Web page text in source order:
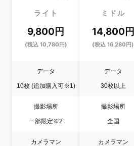
ライト
9,800円
(税込 10,780円)
データ
10枚 (追加購入可※1)
撮影場所
一部限定※2
カメラマン
ミドル
14,800円
(税込 16,280円)
データ
30枚以上
撮影場所
全国
カメラマン